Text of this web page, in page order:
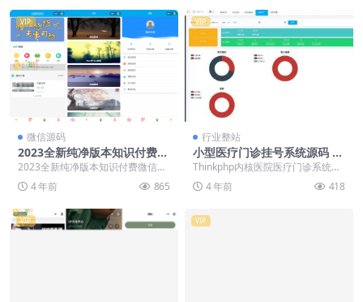
VIP
微信源码
2023全新纯净版本知识付费微
信小程序源码_后台基于think
php框架_内附搭建教程
2023全新纯净版本知识付费微信小
程序源码，搭建安装简单 内附word
说明文档 ...
4 年前 865
VIP
行业整站
小型医疗门诊挂号系统源码 医
院管理系统后台thinkphp内
核源码
Thinkphp内核医院医疗门诊系统源
码 带第三方配置 带微信登录 功能
强大齐全...
4 年前 418
VIP VIP